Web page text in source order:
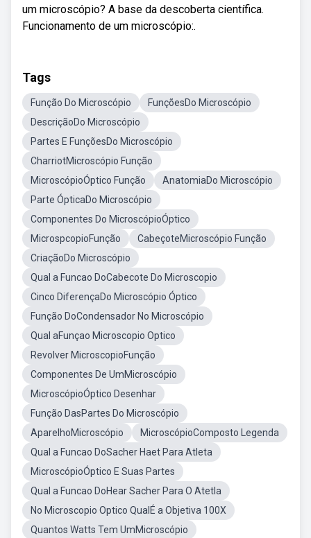
um microscópio? A base da descoberta científica.
Funcionamento de um microscópio:.
Tags
Função Do Microscópio
FunçõesDo Microscópio
DescriçãoDo Microscópio
Partes E FunçõesDo Microscópio
CharriotMicroscópio Função
MicroscópioÓptico Função
AnatomiaDo Microscópio
Parte ÓpticaDo Microscópio
Componentes Do MicroscópioÓptico
MicrospcopioFunção
CabeçoteMicroscópio Função
CriaçãoDo Microscópio
Qual a Funcao DoCabecote Do Microscopio
Cinco DiferençaDo Microscópio Óptico
Função DoCondensador No Microscópio
Qual aFunçao Microscopio Optico
Revolver MicroscopioFunção
Componentes De UmMicroscópio
MicroscópioÓptico Desenhar
Função DasPartes Do Microscópio
AparelhoMicroscópio
MicroscópioComposto Legenda
Qual a Funcao DoSacher Haet Para Atleta
MicroscópioÓptico E Suas Partes
Qual a Funcao DoHear Sacher Para O Atetla
No Microscopio Optico QualÉ a Objetiva 100X
Quantos Watts Tem UmMicroscópio